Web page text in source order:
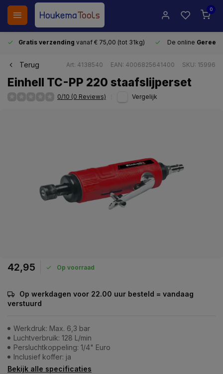
0
Gratis verzending vanaf € 75,00 (tot 31kg) De online
Terug Art: 4138540 EAN: 4006825641400 SKU: 15996
Einhell TC-PP 220 staafslijperset
0/10 (0 Reviews) Vergelijk
42,95 Op voorraad
Op werkdagen voor 22.00 uur besteld = vandaag
verstuurd
Werkdruk: Max. 6,3 bar
Luchtverbruik: 128 L/min
Persluchtkoppeling: 1/4" Euro
Inclusief koffer: ja
Bekijk alle specificaties